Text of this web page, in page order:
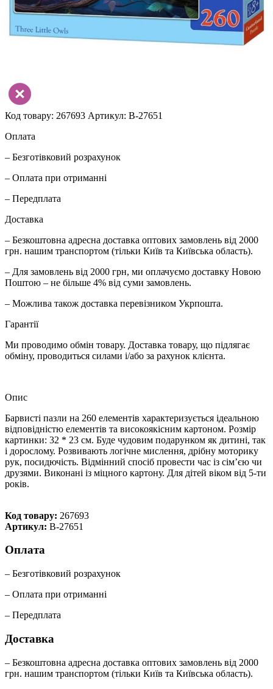
Код товару: 267693 Артикул: B-27651
Оплата
– Безготівковий розрахунок
– Оплата при отриманні
– Передплата
Доставка
– Безкоштовна адресна доставка оптових замовлень від 2000
грн. нашим транспортом (тільки Київ та Київська область).
– Для замовлень від 2000 грн, ми оплачуємо доставку Новою
Поштою – не більше 4% від суми замовлень.
– Можлива також доставка перевізником Укрпошта.
Гарантії
Ми проводимо обмін товару. Доставка товару, що підлягає
обміну, проводиться силами і/або за рахунок клієнта.
Опис
Барвисті пазли на 260 елементів характеризується ідеальною
відповідністю елементів та високоякісним картоном. Розмір
картинки: 32 * 23 см. Буде чудовим подарунком як дитині, так
і дорослому. Розвивають логічне мислення, дрібну моторику
рук, посидючість. Відмінний спосіб провести час із сімʼєю чи
друзями. Виконані із міцного картону. Для дітей віком від 5-ти
років.
Код товару: 267693
Артикул: B-27651
Оплата
– Безготівковий розрахунок
– Оплата при отриманні
– Передплата
Доставка
– Безкоштовна адресна доставка оптових замовлень від 2000
грн. нашим транспортом (тільки Київ та Київська область).